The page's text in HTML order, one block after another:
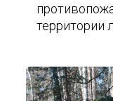
территории